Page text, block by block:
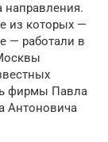
направления.
из которых —
— работали в
фирмы Павла
Антоновича